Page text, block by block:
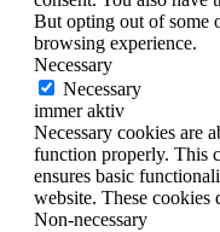
But opting out of some
browsing experience.
Necessary
Necessary
immer aktiv
Necessary cookies are
function properly. This
ensures basic
website. These cookies
Non-necessary